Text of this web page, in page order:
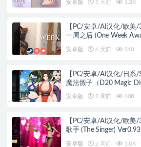
安卓版 5 天前 1.3K
【PC/安卓/AI汉化/欧美/
一周之后 (One Week
安卓版 6 天前 810
【PC/安卓/AI汉化/日系
魔法骰子（D20 Magic
安卓版 2 周前 608
【PC/安卓/AI汉化/欧美/
歌手 (The Singer)
安卓版 2 周前 1.0K